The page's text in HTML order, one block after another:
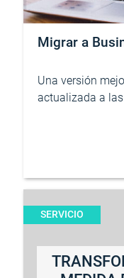
Migrar a
Una versión
actualizada a
SERVICIO